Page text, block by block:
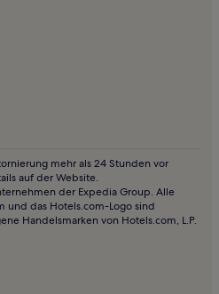
mehr als 24 Stunden vor
auf der Website.
der Expedia Group. Alle
und das Hotels.com-Logo sind
Handelsmarken von Hotels.com, L.P.